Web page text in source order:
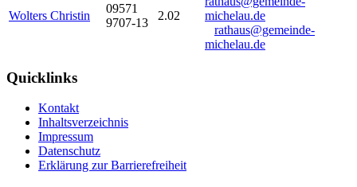
Wolters Christin
09571
9707-13
2.02
rathaus@gemeinde-
michelau.de
Quicklinks
Kontakt
Inhaltsverzeichnis
Impressum
Datenschutz
Erklärung zur Barrierefreiheit